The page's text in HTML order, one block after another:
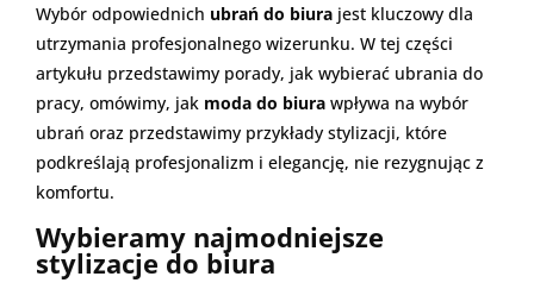
Wybór odpowiednich ubrań do biura jest kluczowy dla
utrzymania profesjonalnego wizerunku. W tej części
artykułu przedstawimy porady, jak wybierać ubrania do
pracy, omówimy, jak moda do biura wpływa na wybór
ubrań oraz przedstawimy przykłady stylizacji, które
podkreślają profesjonalizm i elegancję, nie rezygnując z
komfortu.
Wybieramy najmodniejsze
stylizacje do biura